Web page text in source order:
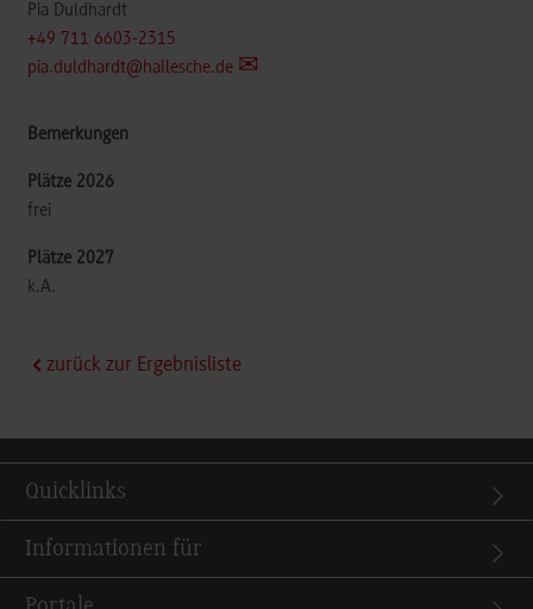
Pia Duldhardt
+49 711 6603-2315
pia.duldhardt@hallesche.de
frei
k.A.
zurück zur Ergebnisliste
Quicklinks
Informationen für